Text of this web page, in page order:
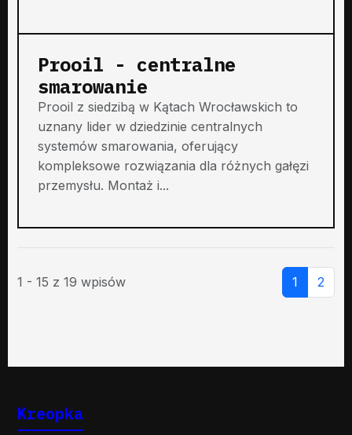
Prooil - centralne
smarowanie
Prooil z siedzibą w Kątach Wrocławskich to
uznany lider w dziedzinie centralnych
systemów smarowania, oferujący
kompleksowe rozwiązania dla różnych gałęzi
przemysłu. Montaż i...
1 - 15 z 19 wpisów 1 2
Kreopka